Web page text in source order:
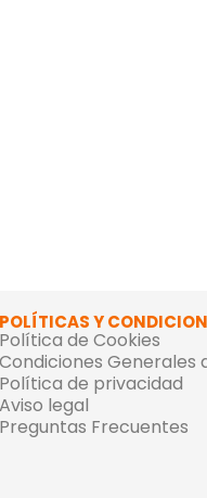
POLÍTICAS Y
Política de Cookies
Condiciones Generales
Política de privacidad
Aviso legal
Preguntas Frecuentes